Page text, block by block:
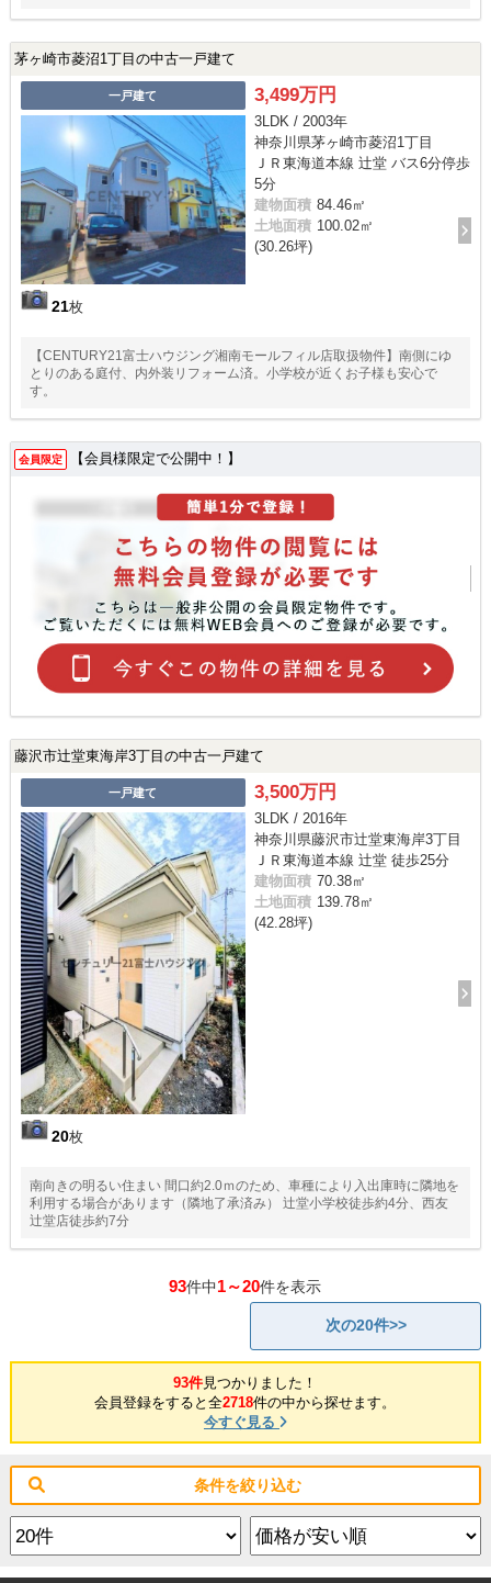
茅ヶ崎市菱沼1丁目の中古一戸建て
一戸建て
21枚
3,499万円
3LDK / 2003年
神奈川県茅ヶ崎市菱沼1丁目
ＪＲ東海道本線 辻堂 バス6分停歩
5分
建物面積 84.46㎡
土地面積 100.02㎡
(30.26坪)
【CENTURY21富士ハウジング湘南モールフィル店取扱物件】南側にゆ
とりのある庭付、内外装リフォーム済。小学校が近くお子様も安心で
す。
会員限定 【会員様限定で公開中！】
藤沢市辻堂東海岸3丁目の中古一戸建て
一戸建て
20枚
3,500万円
3LDK / 2016年
神奈川県藤沢市辻堂東海岸3丁目
ＪＲ東海道本線 辻堂 徒歩25分
建物面積 70.38㎡
土地面積 139.78㎡
(42.28坪)
南向きの明るい住まい 間口約2.0ｍのため、車種により入出庫時に隣地を
利用する場合があります（隣地了承済み） 辻堂小学校徒歩約4分、西友
辻堂店徒歩約7分
93件中1～20件を表示
次の20件>>
93件見つかりました！
会員登録をすると全2718件の中から探せます。
今すぐ見る
条件を絞り込む